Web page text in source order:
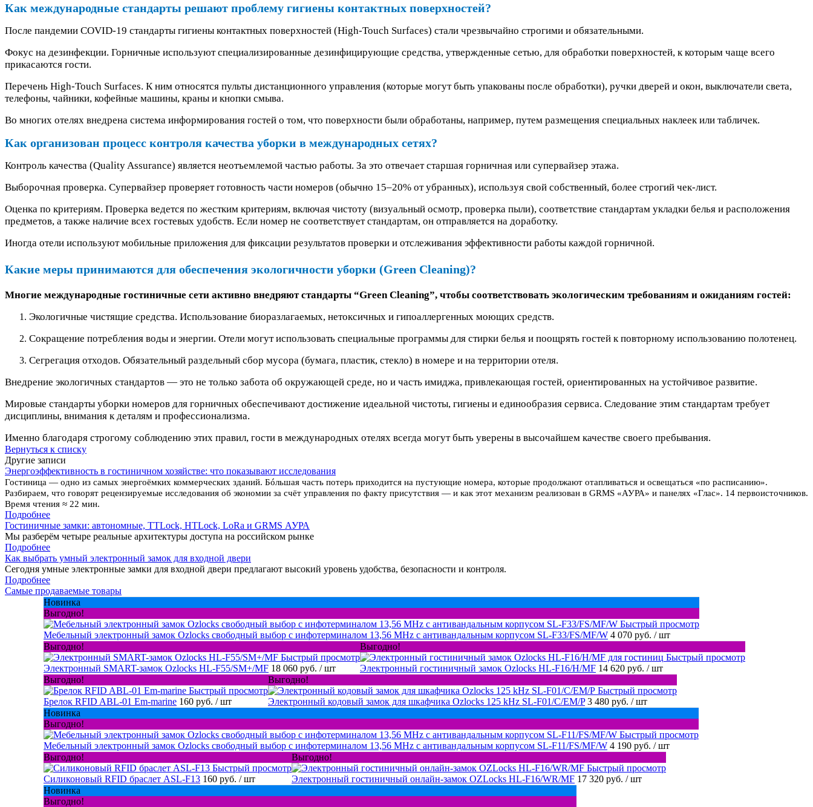
Как международные стандарты решают проблему гигиены контактных поверхностей?
После пандемии COVID-19 стандарты гигиены контактных поверхностей (High-Touch Surfaces) стали чрезвычайно строгими и обязательными.
Фокус на дезинфекции. Горничные используют специализированные дезинфицирующие средства, утвержденные сетью, для обработки поверхностей, к которым чаще всего
прикасаются гости.
Перечень High-Touch Surfaces. К ним относятся пульты дистанционного управления (которые могут быть упакованы после обработки), ручки дверей и окон, выключатели света,
телефоны, чайники, кофейные машины, краны и кнопки смыва.
Во многих отелях внедрена система информирования гостей о том, что поверхности были обработаны, например, путем размещения специальных наклеек или табличек.
Как организован процесс контроля качества уборки в международных сетях?
Контроль качества (Quality Assurance) является неотъемлемой частью работы. За это отвечает старшая горничная или супервайзер этажа.
Выборочная проверка. Супервайзер проверяет готовность части номеров (обычно 15–20% от убранных), используя свой собственный, более строгий чек-лист.
Оценка по критериям. Проверка ведется по жестким критериям, включая чистоту (визуальный осмотр, проверка пыли), соответствие стандартам укладки белья и расположения
предметов, а также наличие всех гостевых удобств. Если номер не соответствует стандартам, он отправляется на доработку.
Иногда отели используют мобильные приложения для фиксации результатов проверки и отслеживания эффективности работы каждой горничной.
Какие меры принимаются для обеспечения экологичности уборки (Green Cleaning)?
Многие международные гостиничные сети активно внедряют стандарты “Green Cleaning”, чтобы соответствовать экологическим требованиям и ожиданиям гостей:
Экологичные чистящие средства. Использование биоразлагаемых, нетоксичных и гипоаллергенных моющих средств.
Сокращение потребления воды и энергии. Отели могут использовать специальные программы для стирки белья и поощрять гостей к повторному использованию полотенец.
Сегрегация отходов. Обязательный раздельный сбор мусора (бумага, пластик, стекло) в номере и на территории отеля.
Внедрение экологичных стандартов — это не только забота об окружающей среде, но и часть имиджа, привлекающая гостей, ориентированных на устойчивое развитие.
Мировые стандарты уборки номеров для горничных обеспечивают достижение идеальной чистоты, гигиены и единообразия сервиса. Следование этим стандартам требует
дисциплины, внимания к деталям и профессионализма.
Именно благодаря строгому соблюдению этих правил, гости в международных отелях всегда могут быть уверены в высочайшем качестве своего пребывания.
Вернуться к списку
Другие записи
Энергоэффективность в гостиничном хозяйстве: что показывают исследования
Гостиница — одно из самых энергоёмких коммерческих зданий. Бóльшая часть потерь приходится на пустующие номера, которые продолжают отапливаться и освещаться «по расписанию».
Разбираем, что говорят рецензируемые исследования об экономии за счёт управления по факту присутствия — и как этот механизм реализован в GRMS «АУРА» и панелях «Глас». 14 первоисточников.
Время чтения ≈ 22 мин.
Подробнее
Гостиничные замки: автономные, TTLock, HTLock, LoRa и GRMS АУРА
Мы разберём четыре реальные архитектуры доступа на российском рынке
Подробнее
Как выбрать умный электронный замок для входной двери
Сегодня умные электронные замки для входной двери предлагают высокий уровень удобства, безопасности и контроля.
Подробнее
Самые продаваемые товары
Новинка
Выгодно!
Быстрый просмотр
Мебельный электронный замок Ozlocks свободный выбор с инфотерминалом 13,56 MHz с антивандальным корпусом SL-F33/FS/MF/W 4 070 руб. / шт
Выгодно!
Быстрый просмотр
Электронный SMART-замок Ozlocks HL-F55/SM+/MF 18 060 руб. / шт
Выгодно!
Быстрый просмотр
Электронный гостиничный замок Ozlocks HL-F16/H/MF 14 620 руб. / шт
Выгодно!
Быстрый просмотр
Брелок RFID ABL-01 Em-marine 160 руб. / шт
Выгодно!
Быстрый просмотр
Электронный кодовый замок для шкафчика Ozlocks 125 kHz SL-F01/C/EM/P 3 480 руб. / шт
Новинка
Выгодно!
Быстрый просмотр
Мебельный электронный замок Ozlocks свободный выбор с инфотерминалом 13,56 MHz с антивандальным корпусом SL-F11/FS/MF/W 4 190 руб. / шт
Выгодно!
Быстрый просмотр
Силиконовый RFID браслет ASL-F13 160 руб. / шт
Выгодно!
Быстрый просмотр
Электронный гостиничный онлайн-замок OZLocks HL-F16/WR/MF 17 320 руб. / шт
Новинка
Выгодно!